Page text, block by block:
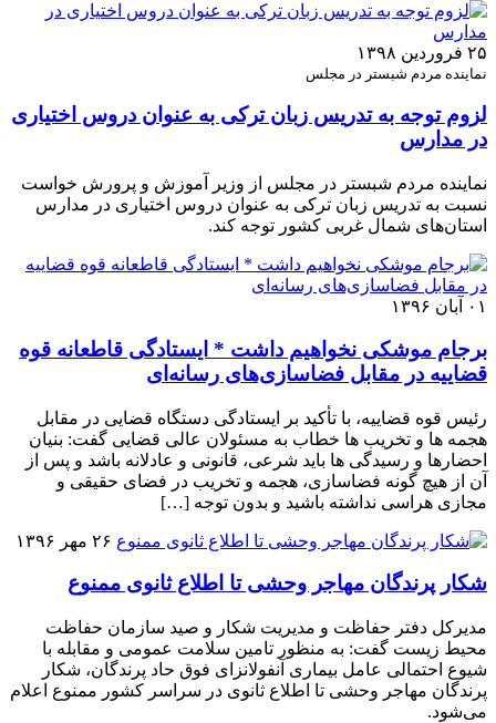
۲۵ فروردین ۱۳۹۸
نماینده مردم شبستر در مجلس
لزوم توجه به تدریس زبان ترکی به عنوان دروس اختیاری
در مدارس
نماینده مردم شبستر در مجلس از وزیر آموزش و پرورش خواست
نسبت به تدریس زبان ترکی به عنوان دروس اختیاری در مدارس
استان‌های شمال غربی کشور توجه کند.
۰۱ آبان ۱۳۹۶
برجام موشکی نخواهیم داشت * ایستادگی قاطعانه قوه
قضاییه در مقابل فضاسازی‌های رسانه‌ای
رئیس قوه قضاییه، با تأکید بر ایستادگی دستگاه قضایی در مقابل
هجمه ها و تخریب ها خطاب به مسئولان عالی قضایی گفت: بنیان
احضارها و رسیدگی ها باید شرعی، قانونی و عادلانه باشد و پس از
آن از هیچ گونه فضاسازی، هجمه و تخریب در فضای حقیقی و
مجازی هراسی نداشته باشید و بدون توجه […]
۲۶ مهر ۱۳۹۶
شکار پرندگان مهاجر وحشی تا اطلاع ثانوی ممنوع
مدیرکل دفتر حفاظت و مدیریت شکار و صید سازمان حفاظت
محیط زیست گفت: به منظور تامین سلامت عمومی و مقابله با
شیوع احتمالی عامل بیماری آنفولانزای فوق حاد پرندگان، شکار
پرندگان مهاجر وحشی تا اطلاع ثانوی در سراسر کشور ممنوع اعلام
می‌شود.